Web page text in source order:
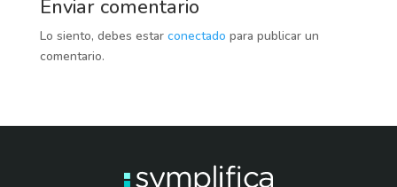
k p tir
Enviar comentario
Lo siento, debes estar conectado para publicar un
comentario.